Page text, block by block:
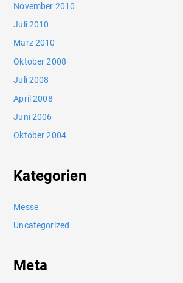
November 2010
Juli 2010
März 2010
Oktober 2008
Juli 2008
April 2008
Juni 2006
Oktober 2004
Kategorien
Messe
Uncategorized
Meta